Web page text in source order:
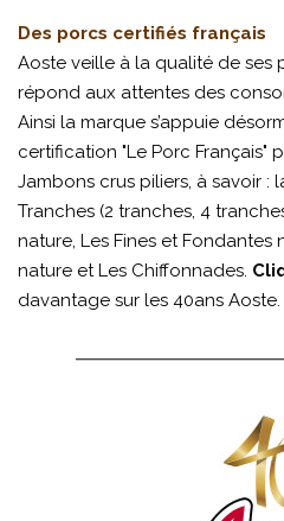
Des porcs certifiés français
Aoste veille à la qualité de ses
répond aux attentes des
Ainsi la marque s’appuie
certification "Le Porc Français"
Jambons crus piliers, à savoir :
Tranches (2 tranches, 4
nature, Les Fines et Fondantes
nature et Les Chiffonnades.
davantage sur les 40ans Aoste.